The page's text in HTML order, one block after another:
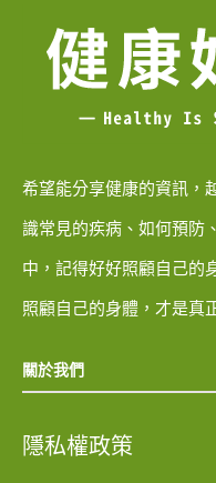
希望能分享健康的資訊，
識常見的疾病、如何預防
中，記得好好照顧自己的
照顧自己的身體，才是真
關於我們
隱私權政策